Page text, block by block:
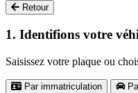
Retour
1. Identifions votre
Saisissez votre plaque ou
Par immatriculation